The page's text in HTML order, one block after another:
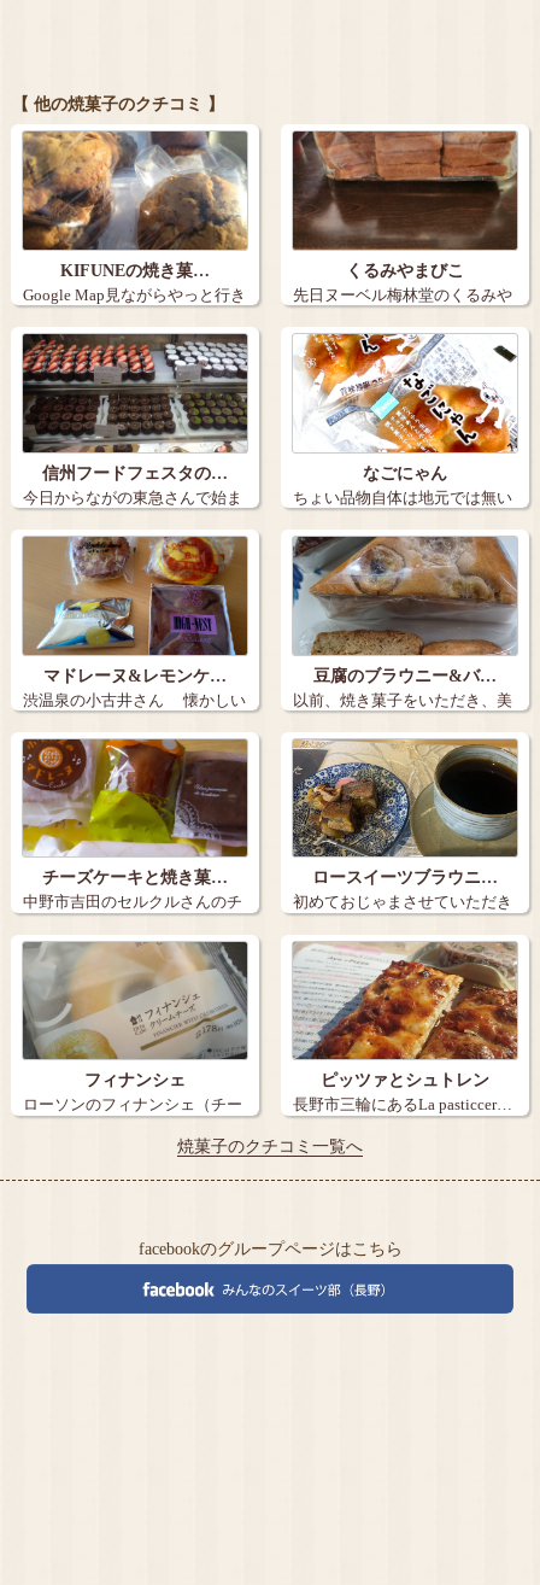
【 他の焼菓子のクチコミ 】
KIFUNEの焼き菓…
Google Map見ながらやっと行き
た…
くるみやまびこ
先日ヌーベル梅林堂のくるみや
まびこアウト…
信州フードフェスタの…
今日からながの東急さんで始ま
った信州フー…
なごにゃん
ちょい品物自体は地元では無い
けど、アリオ…
マドレーヌ&レモンケ…
渋温泉の小古井さん 懐かしい
感じのお…
豆腐のブラウニー&バ…
以前、焼き菓子をいただき、美
味しかったの…
チーズケーキと焼き菓…
中野市吉田のセルクルさんのチ
ーズケーキと…
ロースイーツブラウニ…
初めておじゃまさせていただき
ました♪ …
フィナンシェ
ローソンのフィナンシェ（チー
ピッツァとシュトレン
長野市三輪にあるLa pasticcer…
焼菓子のクチコミ一覧へ
facebookのグループページはこちら